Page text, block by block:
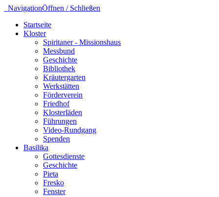
NavigationÖffnen / Schließen
Startseite
Kloster
Spiritaner - Missionshaus
Messbund
Geschichte
Bibliothek
Kräutergarten
Werkstätten
Förderverein
Friedhof
Klosterläden
Führungen
Video-Rundgang
Spenden
Basilika
Gottesdienste
Geschichte
Pieta
Fresko
Fenster